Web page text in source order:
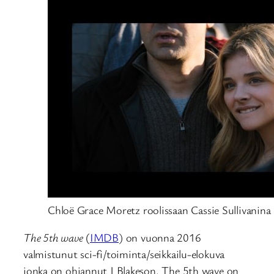
Chloë Grace Moretz roolissaan Cassie Sullivanina
The 5th wave(IMDB) on vuonna 2016
valmistunut sci-fi/toiminta/seikkailu-elokuva
jonka on ohjannut J Blakeson. The 5th wave on